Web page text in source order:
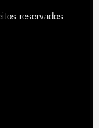
reservados